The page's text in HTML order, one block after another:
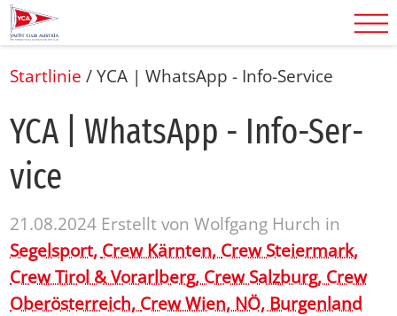
Startlinie /YCA | Whats­App - Info-Ser­vice
YCA | Whats­App - Info-Ser­
vice
21.08.2024 Erstellt vonWolfgang Hurch in
Segelsport, Crew Kärnten, Crew Steiermark,
Crew Tirol & Vorarlberg, Crew Salzburg, Crew
Oberösterreich, Crew Wien, NÖ, Burgenland